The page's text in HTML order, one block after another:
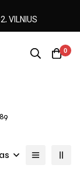
0
89
VILNIUS